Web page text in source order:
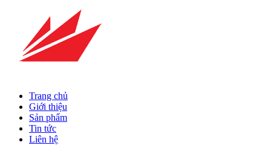
Trang chủ
Giới thiệu
Sản phẩm
Tin tức
Liên hệ